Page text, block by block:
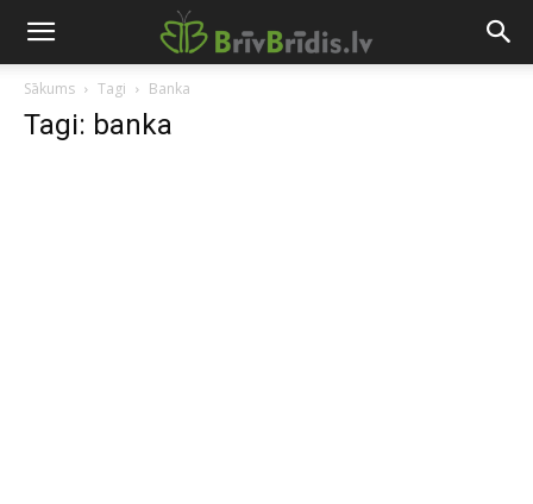
Sākums Tagi Banka
Tagi: banka